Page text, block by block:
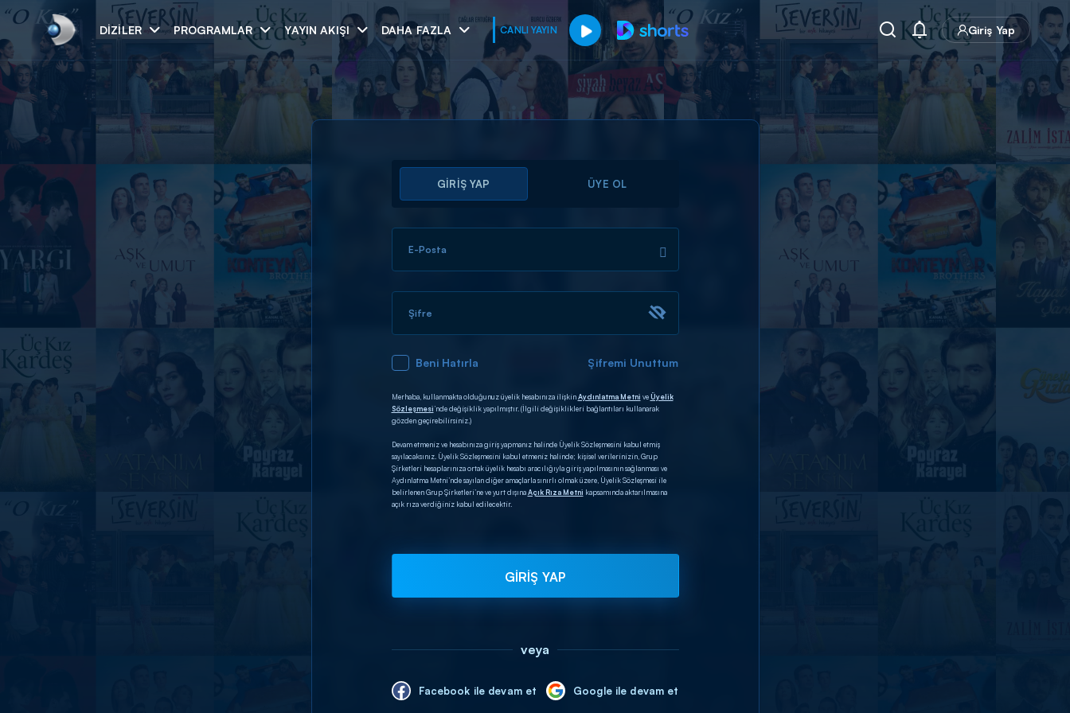
DIZILER PROGRAMLAR YAYIN AKIŞI DAHA FAZLA CANLI YAYIN Giriş Yap
Arama
ARAMA SONUÇLARI
GİRİŞ YAP ÜYE OL
E-Posta
Şifre
Beni Hatırla Şifremi Unuttum
Merhaba, kullanmakta olduğunuz üyelik hesabınıza ilişkinAydınlatma Metni veÜyelik
Sözleşmesi’nde değişiklik yapılmıştır. (İlgili değişiklikleri bağlantıları kullanarak
gözden geçirebilirsiniz.)
Devam etmeniz ve hesabınıza giriş yapmanız halinde Üyelik Sözleşmesini kabul etmiş
sayılacaksınız. Üyelik Sözleşmesini kabul etmeniz halinde; kişisel verilerinizin, Grup
Şirketleri hesaplarınıza ortak üyelik hesabı aracılığıyla giriş yapılmasının sağlanması ve
Aydınlatma Metni’nde sayılan diğer amaçlarla sınırlı olmak üzere, Üyelik Sözleşmesi ile
belirlenen Grup Şirketleri’ne ve yurt dışınaAçık Rıza Metni kapsamında aktarılmasına
açık rıza verdiğiniz kabul edilecektir.
GİRİŞ YAP
veya
Facebook ile devam et Google ile devam et